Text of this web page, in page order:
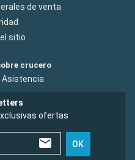
de venta
sitio
crucero
Asistencia
ofertas
OK